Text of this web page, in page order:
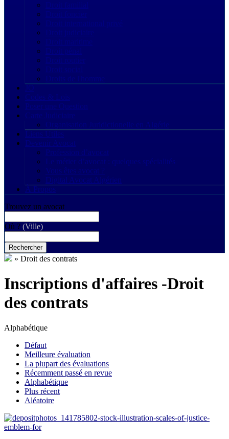
Droit maritime
Droit pénal
Droit routier
Droit social
Droits de l'homme
JO
Codes & Lois
Poser une Question
Carte Judiciaire
Organisation Juridictionelle en Algérie
Liens Utiles
Devenir Avocat
Profession d’avocat
Le métier d’avocat : quelques spécialités
Vous êtes avocat ?
Digital Avocat Algérien
À Propos
Trouvez un avocat
Où ? (Ville)
Rechercher
» Droit des contrats
Inscriptions d'affaires -Droit
des contrats
Alphabétique
Défaut
Meilleure évaluation
La plupart des évaluations
Récemment passé en revue
Alphabétique
Plus récent
Aléatoire